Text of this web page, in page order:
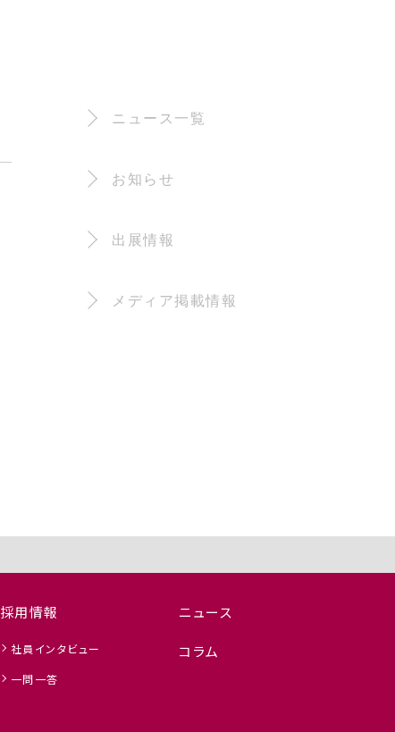
ニュース一覧
お知らせ
出展情報
メディア掲載情報
採用情報
社員インタビュー
一問一答
ニュース
コラム